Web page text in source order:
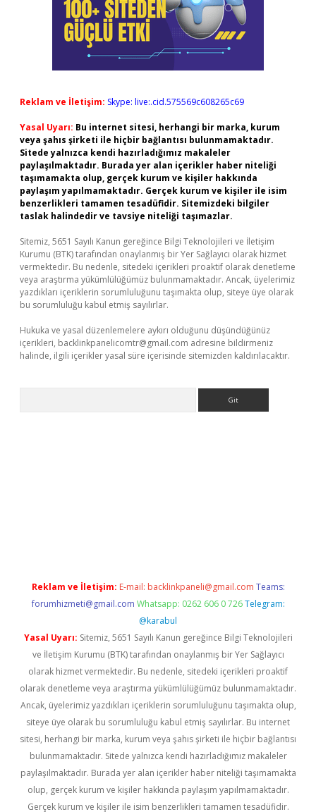
Reklam ve İletişim: Skype: live:.cid.575569c608265c69
Yasal Uyarı: Bu internet sitesi, herhangi bir marka, kurum
veya şahıs şirketi ile hiçbir bağlantısı bulunmamaktadır.
Sitede yalnızca kendi hazırladığımız makaleler
paylaşılmaktadır. Burada yer alan içerikler haber niteliği
taşımamakta olup, gerçek kurum ve kişiler hakkında
paylaşım yapılmamaktadır. Gerçek kurum ve kişiler ile isim
benzerlikleri tamamen tesadüfidir. Sitemizdeki bilgiler
taslak halindedir ve tavsiye niteliği taşımazlar.
Sitemiz, 5651 Sayılı Kanun gereğince Bilgi Teknolojileri ve İletişim
Kurumu (BTK) tarafından onaylanmış bir Yer Sağlayıcı olarak hizmet
vermektedir. Bu nedenle, sitedeki içerikleri proaktif olarak denetleme
veya araştırma yükümlülüğümüz bulunmamaktadır. Ancak, üyelerimiz
yazdıkları içeriklerin sorumluluğunu taşımakta olup, siteye üye olarak
bu sorumluluğu kabul etmiş sayılırlar.
Hukuka ve yasal düzenlemelere aykırı olduğunu düşündüğünüz
içerikleri, backlinkpanelicomtr@gmail.com adresine bildirmeniz
halinde, ilgili içerikler yasal süre içerisinde sitemizden kaldırılacaktır.
Reklam ve İletişim: E-mail: backlinkpaneli@gmail.com Teams:
forumhizmeti@gmail.com Whatsapp: 0262 606 0 726 Telegram:
@karabul
Yasal Uyarı: Sitemiz, 5651 Sayılı Kanun gereğince Bilgi Teknolojileri
ve İletişim Kurumu (BTK) tarafından onaylanmış bir Yer Sağlayıcı
olarak hizmet vermektedir. Bu nedenle, sitedeki içerikleri proaktif
olarak denetleme veya araştırma yükümlülüğümüz bulunmamaktadır.
Ancak, üyelerimiz yazdıkları içeriklerin sorumluluğunu taşımakta olup,
siteye üye olarak bu sorumluluğu kabul etmiş sayılırlar. Bu internet
sitesi, herhangi bir marka, kurum veya şahıs şirketi ile hiçbir bağlantısı
bulunmamaktadır. Sitede yalnızca kendi hazırladığımız makaleler
paylaşılmaktadır. Burada yer alan içerikler haber niteliği taşımamakta
olup, gerçek kurum ve kişiler hakkında paylaşım yapılmamaktadır.
Gerçek kurum ve kişiler ile isim benzerlikleri tamamen tesadüfidir.